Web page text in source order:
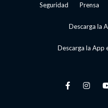
Seguridad Prensa
Descarga la
Descarga la App